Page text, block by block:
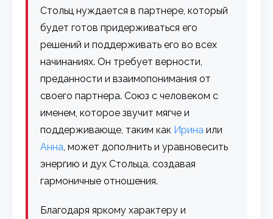
Стольц нуждается в партнере, который
будет готов придерживаться его
решений и поддерживать его во всех
начинаниях. Он требует верности,
преданности и взаимопонимания от
своего партнера. Союз с человеком с
именем, которое звучит мягче и
поддерживающе, таким как Ирина или
Анна, может дополнить и уравновесить
энергию и дух Стольца, создавая
гармоничные отношения.
Благодаря яркому характеру и